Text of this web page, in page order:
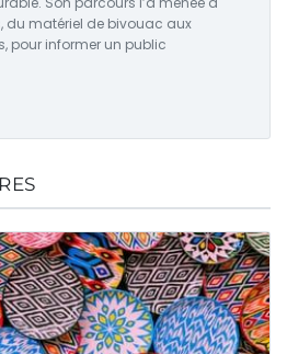
du matériel de bivouac aux
pour informer un public